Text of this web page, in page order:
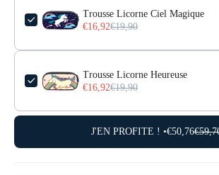
Trousse Licorne Ciel Magique
€16,92€19,90
Trousse Licorne Heureuse
€16,92€19,90
J'EN PROFITE ! •€50,76